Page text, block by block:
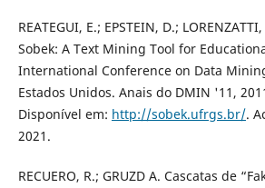
REATEGUI, E.; EPSTEIN, D.;
Sobek: A Text Mining Tool for
International Conference on Data
Estados Unidos. Anais do DMIN '11,
Disponível em: http://sobek.ufrgs.br/.
2021.
RECUERO, R.; GRUZD A. Cascatas de